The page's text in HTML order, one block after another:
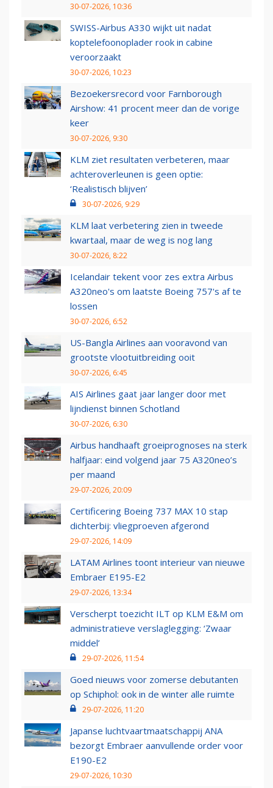
30-07-2026, 10:36
SWISS-Airbus A330 wijkt uit nadat
koptelefoonoplader rook in cabine
veroorzaakt
30-07-2026, 10:23
Bezoekersrecord voor Farnborough
Airshow: 41 procent meer dan de vorige
keer
30-07-2026, 9:30
KLM ziet resultaten verbeteren, maar
achteroverleunen is geen optie:
‘Realistisch blijven’
30-07-2026, 9:29
KLM laat verbetering zien in tweede
kwartaal, maar de weg is nog lang
30-07-2026, 8:22
Icelandair tekent voor zes extra Airbus
A320neo's om laatste Boeing 757's af te
lossen
30-07-2026, 6:52
US-Bangla Airlines aan vooravond van
grootste vlootuitbreiding ooit
30-07-2026, 6:45
AIS Airlines gaat jaar langer door met
lijndienst binnen Schotland
30-07-2026, 6:30
Airbus handhaaft groeiprognoses na sterk
halfjaar: eind volgend jaar 75 A320neo’s
per maand
29-07-2026, 20:09
Certificering Boeing 737 MAX 10 stap
dichterbij: vliegproeven afgerond
29-07-2026, 14:09
LATAM Airlines toont interieur van nieuwe
Embraer E195-E2
29-07-2026, 13:34
Verscherpt toezicht ILT op KLM E&M om
administratieve verslaglegging: ‘Zwaar
middel’
29-07-2026, 11:54
Goed nieuws voor zomerse debutanten
op Schiphol: ook in de winter alle ruimte
29-07-2026, 11:20
Japanse luchtvaartmaatschappij ANA
bezorgt Embraer aanvullende order voor
E190-E2
29-07-2026, 10:30